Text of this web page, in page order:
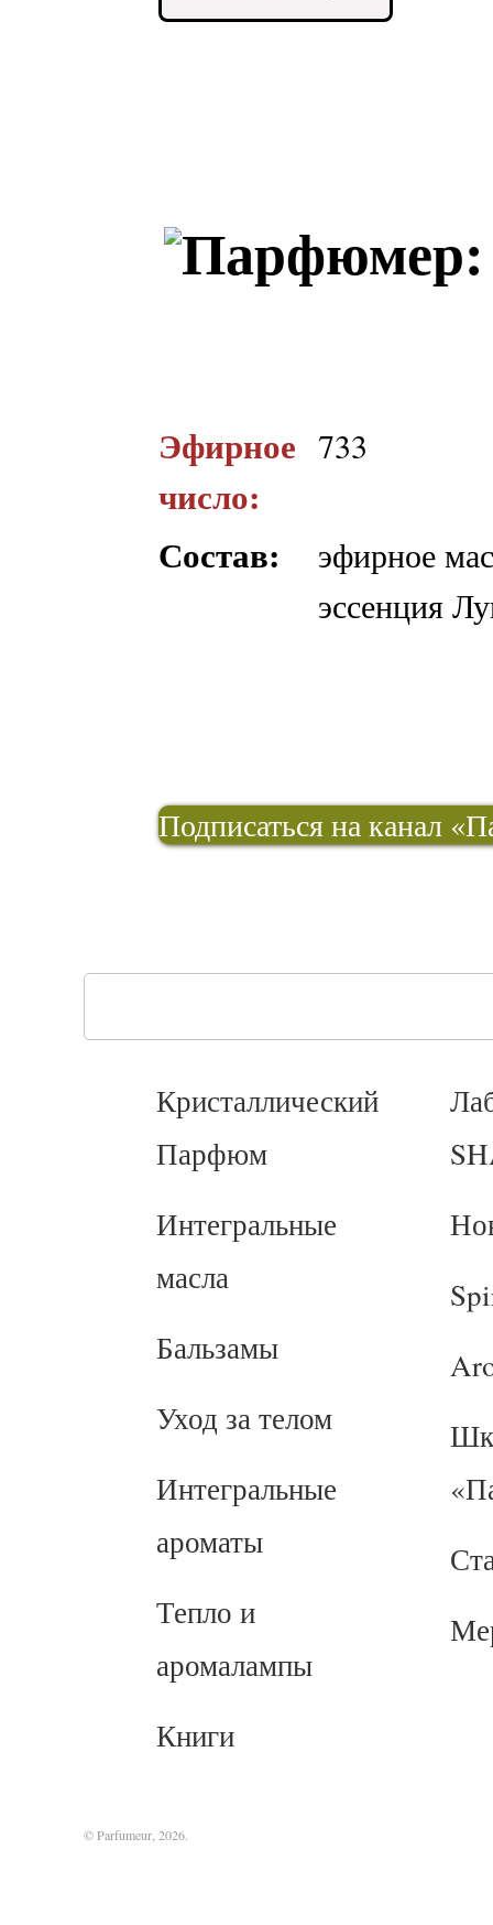
Эфирное
число:
733
Состав:
эфирное
эссенция
Подписаться на канал
Кристаллический
Парфюм
Интегральные
масла
Бальзамы
Уход за телом
Интегральные
ароматы
Тепло и
аромалампы
Книги
© Parfumeur, 2026.